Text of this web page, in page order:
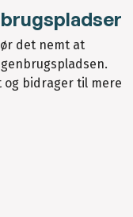
det nemt at
bidrager til mere